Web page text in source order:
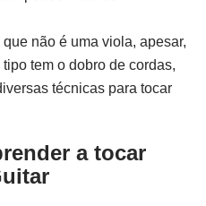
não é uma viola, apesar,
tem o dobro de cordas,
técnicas para tocar
a tocar